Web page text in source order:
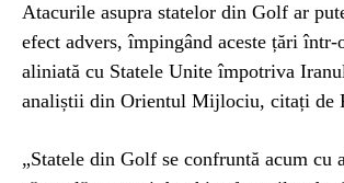
Atacurile asupra statelor din Golf ar
efect advers, împingând aceste țări
aliniată cu Statele Unite împotriva
analiștii din Orientul Mijlociu, citați de
„Statele din Golf se confruntă acum cu